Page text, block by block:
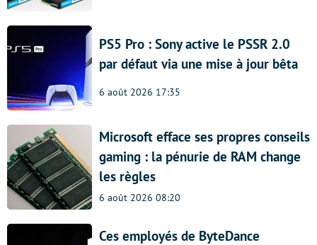
PS5 Pro : Sony active le PSSR 2.0
par défaut via une mise à jour bêta
6 août 2026 17:35
Microsoft efface ses propres conseils
gaming : la pénurie de RAM change
les règles
6 août 2026 08:20
Ces employés de ByteDance